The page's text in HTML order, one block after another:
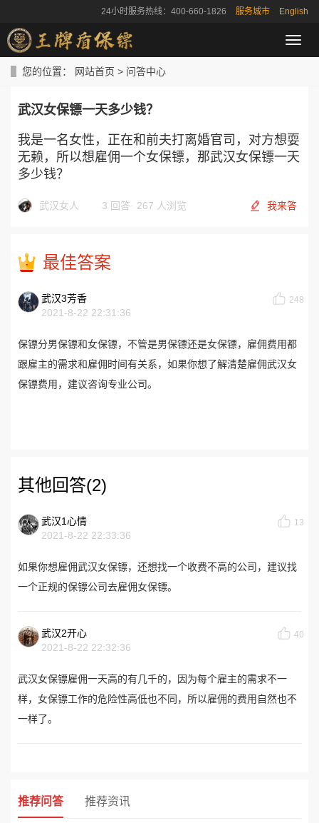
24小时服务热线：400-660-1826 服务城市 English
导
航
您的位置： 网站首页 > 问答中心
武汉女保镖一天多少钱？
我是一名女性，正在和前夫打离婚官司，对方想耍
无赖，所以想雇佣一个女保镖，那武汉女保镖一天
多少钱？
武汉女人 3 回答· 267 人浏览 我来答
最佳答案
武汉3芳香
2021-8-22 22:31:36
248
保镖分男保镖和女保镖，不管是男保镖还是女保镖，雇佣费用都
跟雇主的需求和雇佣时间有关系，如果你想了解清楚雇佣武汉女
保镖费用，建议咨询专业公司。
其他回答(2)
武汉1心情
2021-8-22 22:33:36
13
如果你想雇佣武汉女保镖，还想找一个收费不高的公司，建议找
一个正规的保镖公司去雇佣女保镖。
武汉2开心
2021-8-22 22:32:36
40
武汉女保镖雇佣一天高的有几千的，因为每个雇主的需求不一
样，女保镖工作的危险性高低也不同，所以雇佣的费用自然也不
一样了。
推荐问答 推荐资讯